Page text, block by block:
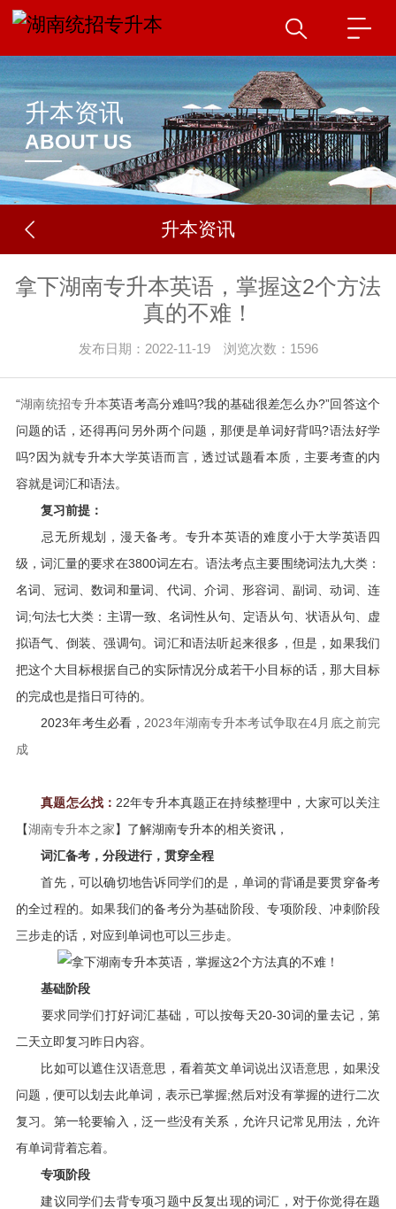
升本资讯
ABOUT US
升本资讯
拿下湖南专升本英语，掌握这2个方法
真的不难！
发布日期：2022-11-19 浏览次数：1596
“湖南统招专升本英语考高分难吗?我的基础很差怎么办?”回答这个
问题的话，还得再问另外两个问题，那便是单词好背吗?语法好学
吗?因为就专升本大学英语而言，透过试题看本质，主要考查的内
容就是词汇和语法。
复习前提：
忌无所规划，漫天备考。专升本英语的难度小于大学英语四
级，词汇量的要求在3800词左右。语法考点主要围绕词法九大类：
名词、冠词、数词和量词、代词、介词、形容词、副词、动词、连
词;句法七大类：主谓一致、名词性从句、定语从句、状语从句、虚
拟语气、倒装、强调句。词汇和语法听起来很多，但是，如果我们
把这个大目标根据自己的实际情况分成若干小目标的话，那大目标
的完成也是指日可待的。
2023年考生必看， 2023年湖南专升本考试争取在4月底之前完
成
真题怎么找： 22年专升本真题正在持续整理中， 大家可以关注
【湖南专升本之家】了解湖南专升本的相关资讯，
词汇备考，分段进行，贯穿全程
首先，可以确切地告诉同学们的是，单词的背诵是要贯穿备考
的全过程的。如果我们的备考分为基础阶段、专项阶段、冲刺阶段
三步走的话，对应到单词也可以三步走。
基础阶段
要求同学们打好词汇基础，可以按每天20-30词的量去记，第
二天立即复习昨日内容。
比如可以遮住汉语意思，看着英文单词说出汉语意思，如果没
问题，便可以划去此单词，表示已掌握;然后对没有掌握的进行二次
复习。第一轮要输入，泛一些没有关系，允许只记常见用法，允许
有单词背着忘着。
专项阶段
建议同学们去背专项习题中反复出现的词汇，对于你觉得在题